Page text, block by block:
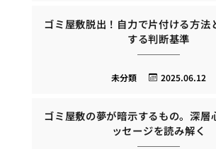
ゴミ屋敷脱出！自力で片付ける方法
する判断基準
2025.06.12
未分類
ゴミ屋敷の夢が暗示するもの。深層
ッセージを読み解く